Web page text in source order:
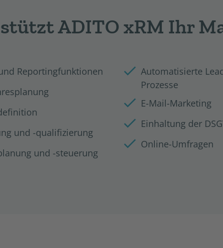
ADITO xRM Ihr
Reportingfunktionen
und -qualifizierung
und -steuerung
Automatisierte
Prozesse
E-Mail-Marketing
Einhaltung der
Online-Umfragen